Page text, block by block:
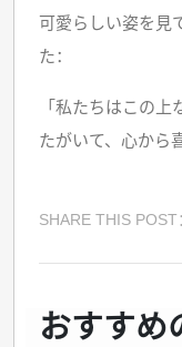
可愛らしい姿を見
た：
「私たちはこの
たがいて、心から
SHARE THIS POST
おすすめ